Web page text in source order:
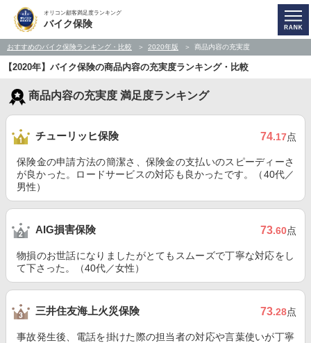
オリコン顧客満足度ランキング
バイク保険
おすすめのバイク保険ランキング・比較 2020年版 商品内容の充実度
【2020年】バイク保険の商品内容の充実度ランキング・比較
商品内容の充実度 満足度ランキング
チューリッヒ保険 74.17点
保険金の申請方法の簡潔さ、保険金の支払いのスピーディーさ
が良かった。ロードサービスの対応も良かったです。（40代／
男性）
AIG損害保険 73.60点
物損のお世話になりましたがとてもスムーズで丁寧な対応をし
て下さった。（40代／女性）
三井住友海上火災保険 73.28点
事故発生後、電話を掛けた際の担当者の対応や言葉使いが丁寧